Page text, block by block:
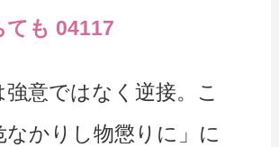
ても 04117
強意ではなく逆接。こ
なかりし物懲りに」に